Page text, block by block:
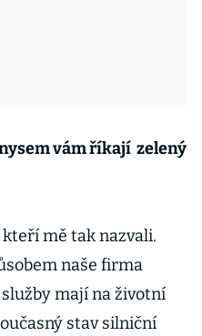
vám říkají zelený
mě tak nazvali.
naše firma
mají na životní
stav silniční